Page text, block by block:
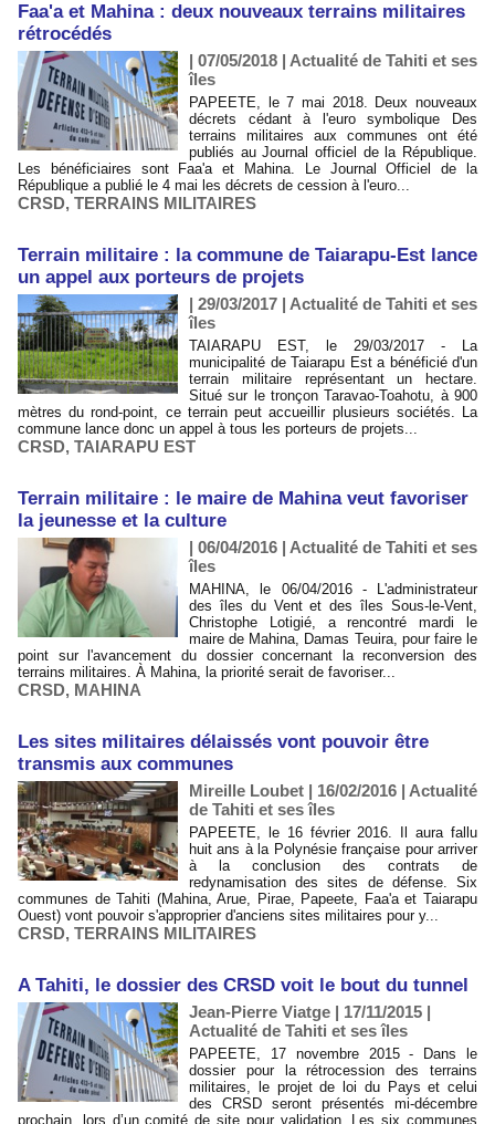
Faa'a et Mahina : deux nouveaux terrains militaires
rétrocédés
| 07/05/2018 | Actualité de Tahiti et ses
îles
PAPEETE, le 7 mai 2018. Deux nouveaux
décrets cédant à l'euro symbolique Des
terrains militaires aux communes ont été
publiés au Journal officiel de la République.
Les bénéficiaires sont Faa'a et Mahina. Le Journal Officiel de la
République a publié le 4 mai les décrets de cession à l'euro...
CRSD, TERRAINS MILITAIRES
Terrain militaire : la commune de Taiarapu-Est lance
un appel aux porteurs de projets
| 29/03/2017 | Actualité de Tahiti et ses
îles
TAIARAPU EST, le 29/03/2017 - La
municipalité de Taiarapu Est a bénéficié d'un
terrain militaire représentant un hectare.
Situé sur le tronçon Taravao-Toahotu, à 900
mètres du rond-point, ce terrain peut accueillir plusieurs sociétés. La
commune lance donc un appel à tous les porteurs de projets...
CRSD, TAIARAPU EST
Terrain militaire : le maire de Mahina veut favoriser
la jeunesse et la culture
| 06/04/2016 | Actualité de Tahiti et ses
îles
MAHINA, le 06/04/2016 - L'administrateur
des îles du Vent et des îles Sous-le-Vent,
Christophe Lotigié, a rencontré mardi le
maire de Mahina, Damas Teuira, pour faire le
point sur l'avancement du dossier concernant la reconversion des
terrains militaires. À Mahina, la priorité serait de favoriser...
CRSD, MAHINA
Les sites militaires délaissés vont pouvoir être
transmis aux communes
Mireille Loubet | 16/02/2016 | Actualité
de Tahiti et ses îles
PAPEETE, le 16 février 2016. Il aura fallu
huit ans à la Polynésie française pour arriver
à la conclusion des contrats de
redynamisation des sites de défense. Six
communes de Tahiti (Mahina, Arue, Pirae, Papeete, Faa'a et Taiarapu
Ouest) vont pouvoir s'approprier d'anciens sites militaires pour y...
CRSD, TERRAINS MILITAIRES
A Tahiti, le dossier des CRSD voit le bout du tunnel
Jean-Pierre Viatge | 17/11/2015 |
Actualité de Tahiti et ses îles
PAPEETE, 17 novembre 2015 - Dans le
dossier pour la rétrocession des terrains
militaires, le projet de loi du Pays et celui
des CRSD seront présentés mi-décembre
prochain, lors d’un comité de site pour validation. Les six communes